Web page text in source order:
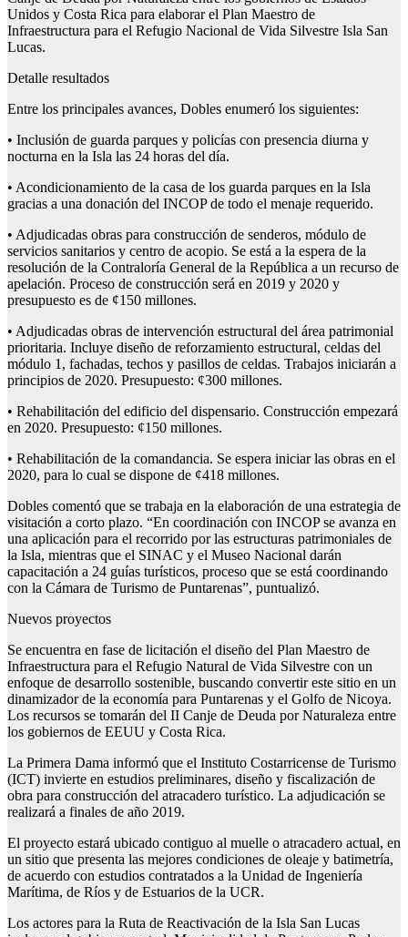
Unidos y Costa Rica para elaborar el Plan Maestro de
Infraestructura para el Refugio Nacional de Vida Silvestre Isla San
Lucas.
Detalle resultados
Entre los principales avances, Dobles enumeró los siguientes:
• Inclusión de guarda parques y policías con presencia diurna y
nocturna en la Isla las 24 horas del día.
• Acondicionamiento de la casa de los guarda parques en la Isla
gracias a una donación del INCOP de todo el menaje requerido.
• Adjudicadas obras para construcción de senderos, módulo de
servicios sanitarios y centro de acopio. Se está a la espera de la
resolución de la Contraloría General de la República a un recurso de
apelación. Proceso de construcción será en 2019 y 2020 y
presupuesto es de ¢150 millones.
• Adjudicadas obras de intervención estructural del área patrimonial
prioritaria. Incluye diseño de reforzamiento estructural, celdas del
módulo 1, fachadas, techos y pasillos de celdas. Trabajos iniciarán a
principios de 2020. Presupuesto: ¢300 millones.
• Rehabilitación del edificio del dispensario. Construcción empezará
en 2020. Presupuesto: ¢150 millones.
• Rehabilitación de la comandancia. Se espera iniciar las obras en el
2020, para lo cual se dispone de ¢418 millones.
Dobles comentó que se trabaja en la elaboración de una estrategia de
visitación a corto plazo. “En coordinación con INCOP se avanza en
una aplicación para el recorrido por las estructuras patrimoniales de
la Isla, mientras que el SINAC y el Museo Nacional darán
capacitación a 24 guías turísticos, proceso que se está coordinando
con la Cámara de Turismo de Puntarenas”, puntualizó.
Nuevos proyectos
Se encuentra en fase de licitación el diseño del Plan Maestro de
Infraestructura para el Refugio Natural de Vida Silvestre con un
enfoque de desarrollo sostenible, buscando convertir este sitio en un
dinamizador de la economía para Puntarenas y el Golfo de Nicoya.
Los recursos se tomarán del II Canje de Deuda por Naturaleza entre
los gobiernos de EEUU y Costa Rica.
La Primera Dama informó que el Instituto Costarricense de Turismo
(ICT) invierte en estudios preliminares, diseño y fiscalización de
obra para construcción del atracadero turístico. La adjudicación se
realizará a finales de año 2019.
El proyecto estará ubicado contiguo al muelle o atracadero actual, en
un sitio que presenta las mejores condiciones de oleaje y batimetría,
de acuerdo con estudios contratados a la Unidad de Ingeniería
Marítima, de Ríos y de Estuarios de la UCR.
Los actores para la Ruta de Reactivación de la Isla San Lucas